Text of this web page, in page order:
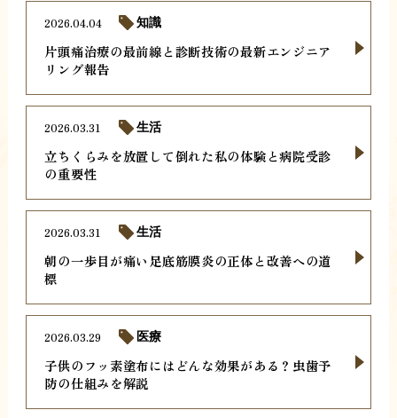
片頭痛治療の最前線と診断技術の最新エンジニア
リング報告
2026.04.04 知識
立ちくらみを放置して倒れた私の体験と病院受診
の重要性
2026.03.31 生活
朝の一歩目が痛い足底筋膜炎の正体と改善への道
標
2026.03.31 生活
子供のフッ素塗布にはどんな効果がある？虫歯予
防の仕組みを解説
2026.03.29 医療